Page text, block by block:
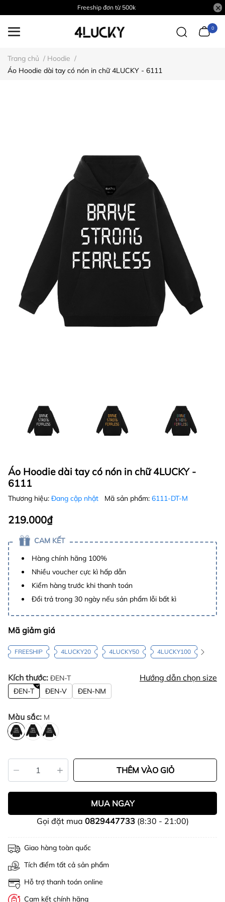
Freeship đơn từ 500k
0
Trang chủ / Hoodie /
Áo Hoodie dài tay có nón in chữ 4LUCKY - 6111
Áo Hoodie dài tay có nón in chữ 4LUCKY -
6111
Thương hiệu: Đang cập nhật Mã sản phẩm: 6111-DT-M
219.000₫
CAM KẾT
Hàng chính hãng 100%
Nhiều voucher cực kì hấp dẫn
Kiểm hàng trước khi thanh toán
Đổi trả trong 30 ngày nếu sản phẩm lỗi bất kì
Mã giảm giá
FREESHIP 4LUCKY20 4LUCKY50 4LUCKY100
Kích thước: ĐEN-T Hướng dẫn chọn size
ĐEN-T ĐEN-V ĐEN-NM
Màu sắc: M
THÊM VÀO GIỎ
MUA NGAY
Gọi đặt mua 0829447733(8:30 - 21:00)
Giao hàng toàn quốc
Tích điểm tất cả sản phẩm
Hỗ trợ thanh toán online
Cam kết chính hãng